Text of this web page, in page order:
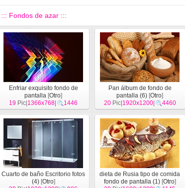
::: Fondos de azar :::
Enfriar exquisito fondo de
pantalla [Otro]
19 Pic| 1366x768 1446
Pan álbum de fondo de
pantalla (6) [Otro]
20Pic| 1920x1200| 4460
Cuarto de baño Escritorio fotos
(4)[Otro]
dieta de Rusia tipo de comida
fondo de pantalla (1)[Otro]